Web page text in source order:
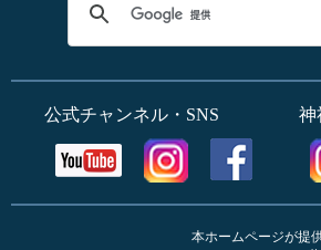
公式チャンネル・SNS 神
本ホームページが提